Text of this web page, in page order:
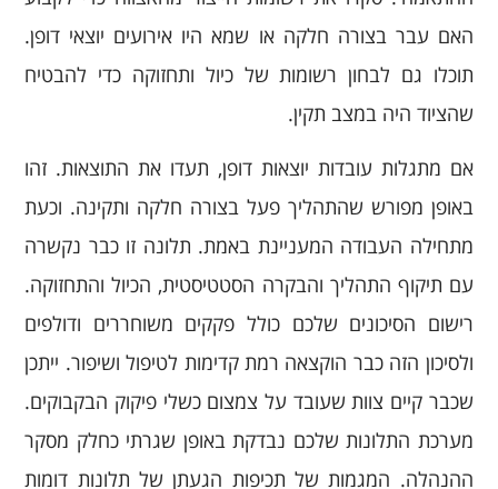
האם עבר בצורה חלקה או שמא היו אירועים יוצאי דופן.
תוכלו גם לבחון רשומות של כיול ותחזוקה כדי להבטיח
שהציוד היה במצב תקין.
אם מתגלות עובדות יוצאות דופן, תעדו את התוצאות. זהו
באופן מפורש שהתהליך פעל בצורה חלקה ותקינה. וכעת
מתחילה העבודה המעניינת באמת. תלונה זו כבר נקשרה
עם תיקוף התהליך והבקרה הסטטיסטית, הכיול והתחזוקה.
רישום הסיכונים שלכם כולל פקקים משוחררים ודולפים
ולסיכון הזה כבר הוקצאה רמת קדימות לטיפול ושיפור. ייתכן
שכבר קיים צוות שעובד על צמצום כשלי פיקוק הבקבוקים.
מערכת התלונות שלכם נבדקת באופן שגרתי כחלק מסקר
ההנהלה. המגמות של תכיפות הגעתן של תלונות דומות